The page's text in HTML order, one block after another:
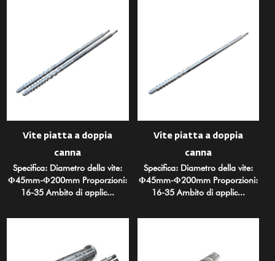
Vite piatta a doppia
canna
Specifica: Diametro della vite:
Φ45mm-Φ200mm Proporzioni:
16-35 Ambito di applic...
Vite piatta a doppia
canna
Specifica: Diametro della vite:
Φ45mm-Φ200mm Proporzioni:
16-35 Ambito di applic...